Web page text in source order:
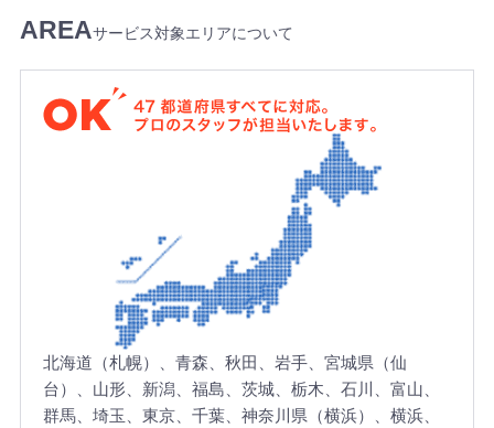
e
サービス対象エリアについて
4
7
応
。
プ
北海道（札幌）、青森、秋田、岩手、宮城県（仙
台）、山形、新潟、福島、茨城、栃木、石川、富山、
群馬、埼玉、東京、千葉、神奈川県（横浜）、横浜、